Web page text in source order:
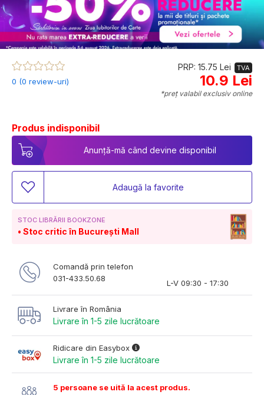
0 (0 review-uri)
PRP: 15.75 Lei TVA
10.9 Lei
*preț valabil exclusiv online
Produs indisponibil
Anunță-mă când devine disponibil
Adaugă la favorite
STOC LIBRĂRII BOOKZONE
Stoc critic în București Mall
Comandă prin telefon
031-433.50.68
L-V 09:30 - 17:30
Livrare în România
Livrare în 1-5 zile lucrătoare
Ridicare din Easybox
Livrare în 1-5 zile lucrătoare
5 persoane se uită la acest produs.